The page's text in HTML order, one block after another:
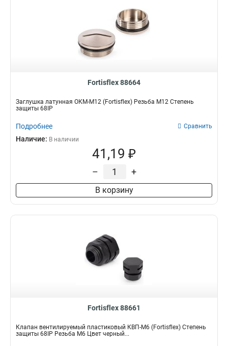
Fortisflex 88664
Заглушка латунная ОКМ-M12 (Fortisflex) Резьба M12 Степень
защиты 68IP
Подробнее Сравнить
Наличие: В наличии
41,19 ₽
– +
В корзину
Fortisflex 88661
Клапан вентилируемый пластиковый КВП-М6 (Fortisflex) Степень
защиты 68IP Резьба M6 Цвет черный...